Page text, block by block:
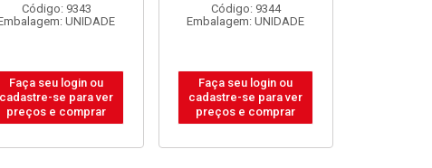
Código: 9343
UNIDADE
Faça seu login ou
cadastre-se para ver
preços e comprar
Código: 9344
Embalagem: UNIDADE
Faça seu login ou
cadastre-se para ver
preços e comprar